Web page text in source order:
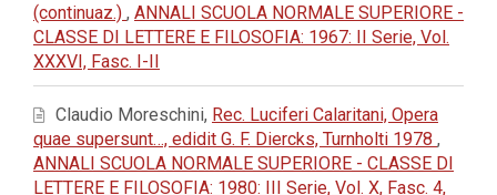
(continuaz.) , ANNALI SCUOLA NORMALE SUPERIORE -
CLASSE DI LETTERE E FILOSOFIA: 1967: II Serie, Vol.
XXXVI, Fasc. I-II
Claudio Moreschini, Rec. Luciferi Calaritani, Opera
quae supersunt…, edidit G. F. Diercks, Turnholti 1978 ,
ANNALI SCUOLA NORMALE SUPERIORE - CLASSE DI
LETTERE E FILOSOFIA: 1980: III Serie, Vol. X, Fasc. 4,